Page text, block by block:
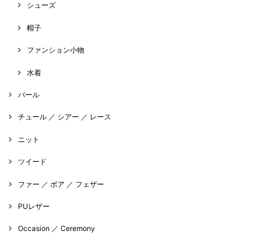
シューズ
帽子
ファンション小物
水着
パール
チュール ／ シアー ／ レース
ニット
ツイード
ファー ／ ボア ／ フェザー
PUレザー
Occasion ／ Ceremony